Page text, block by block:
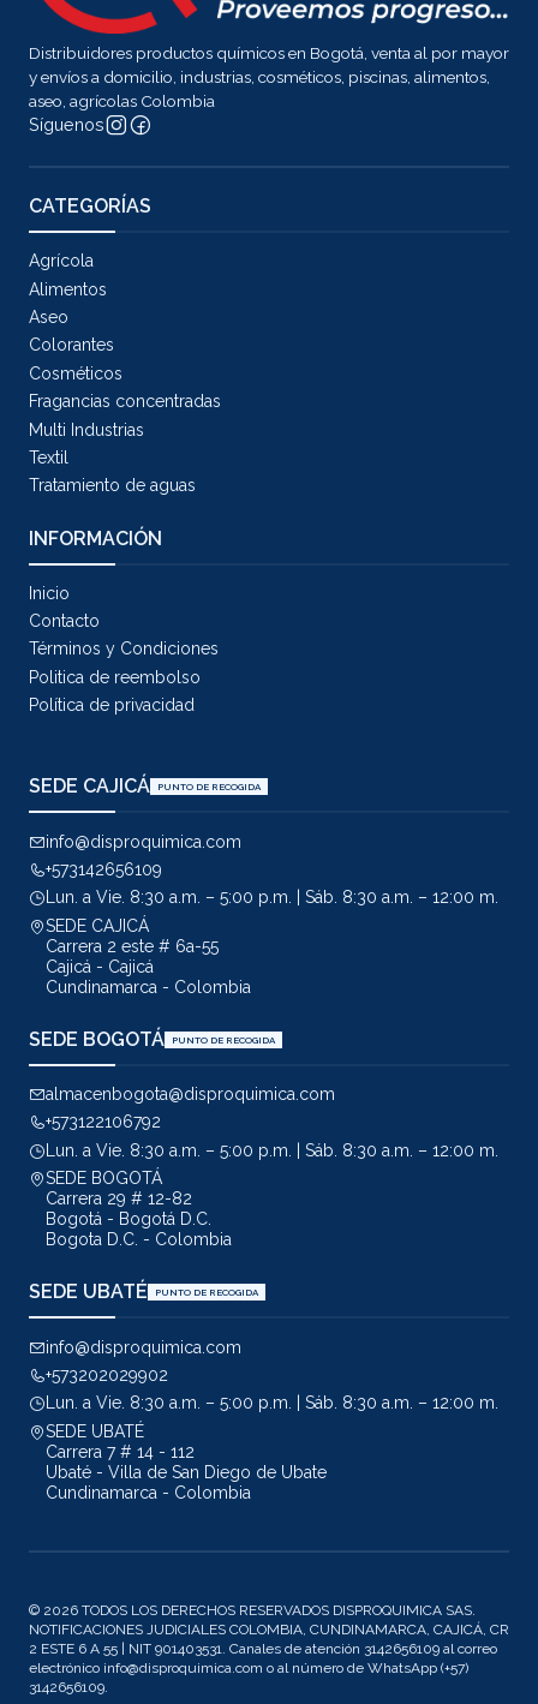
Distribuidores productos químicos en Bogotá, venta al por mayor
y envíos a domicilio, industrias, cosméticos, piscinas, alimentos,
aseo, agrícolas Colombia
Síguenos
CATEGORÍAS
Agrícola
Alimentos
Aseo
Colorantes
Cosméticos
Fragancias concentradas
Multi Industrias
Textil
Tratamiento de aguas
INFORMACIÓN
Inicio
Contacto
Términos y Condiciones
Politica de reembolso
Política de privacidad
SEDE CAJICÁ PUNTO DE RECOGIDA
info@disproquimica.com
+573142656109
Lun. a Vie. 8:30 a.m. – 5:00 p.m. | Sáb. 8:30 a.m. – 12:00 m.
SEDE CAJICÁ
Carrera 2 este # 6a-55
Cajicá - Cajicá
Cundinamarca - Colombia
SEDE BOGOTÁ PUNTO DE RECOGIDA
almacenbogota@disproquimica.com
+573122106792
Lun. a Vie. 8:30 a.m. – 5:00 p.m. | Sáb. 8:30 a.m. – 12:00 m.
SEDE BOGOTÁ
Carrera 29 # 12-82
Bogotá - Bogotá D.C.
Bogota D.C. - Colombia
SEDE UBATÉ PUNTO DE RECOGIDA
info@disproquimica.com
+573202029902
Lun. a Vie. 8:30 a.m. – 5:00 p.m. | Sáb. 8:30 a.m. – 12:00 m.
SEDE UBATÉ
Carrera 7 # 14 - 112
Ubaté - Villa de San Diego de Ubate
Cundinamarca - Colombia
© 2026 TODOS LOS DERECHOS RESERVADOS DISPROQUIMICA SAS.
NOTIFICACIONES JUDICIALES COLOMBIA, CUNDINAMARCA, CAJICÁ, CR
2 ESTE 6 A 55 | NIT 901403531. Canales de atención 3142656109 al correo
electrónico info@disproquimica.com o al número de WhatsApp (+57)
3142656109.